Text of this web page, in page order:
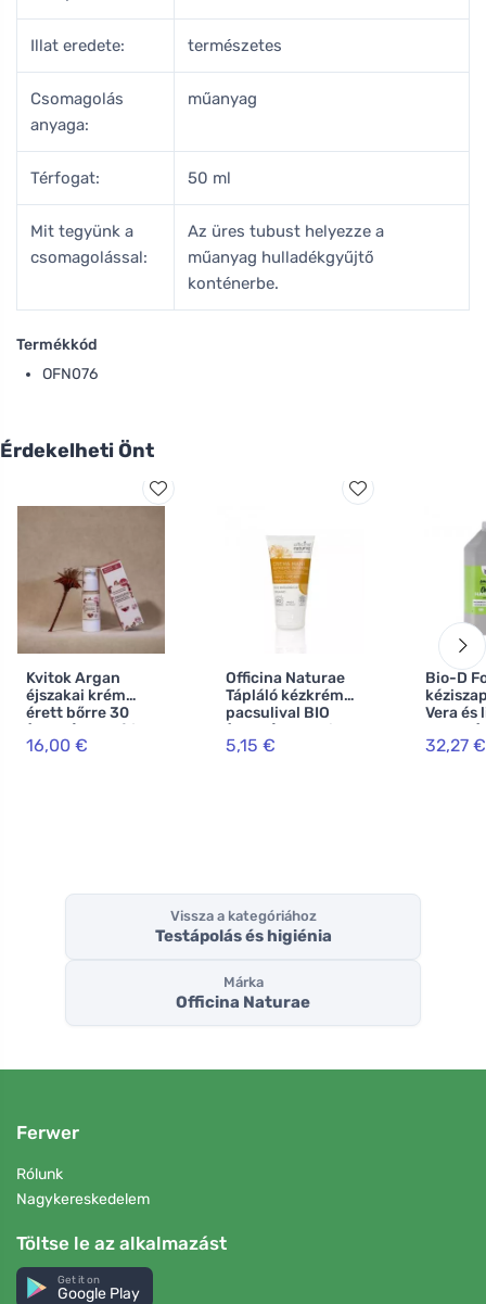
Illat eredete: természetes
Csomagolás
anyaga:
műanyag
Térfogat: 50 ml
Mit tegyünk a
csomagolással:
Az üres tubust helyezze a
műanyag hulladékgyűjtő
konténerbe.
Termékkód
OFN076
Érdekelheti Önt
Kvitok Argan
éjszakai krém
érett bőrre 30
(30 ml) - lassítja a
bőr öregedését
16,00 €
Officina Naturae
Tápláló kézkrém
pacsulival BIO
(50 ml) - keleties,
fás illattal
5,15 €
Bio-D
Vera és
kanna
32,27 €
Vissza a kategóriához
Testápolás és higiénia
Márka
Officina Naturae
Ferwer
Rólunk
Nagykereskedelem
Töltse le az alkalmazást
Get it on
Google Play